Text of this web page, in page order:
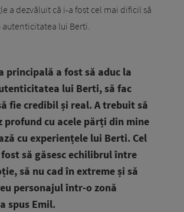
a dezvăluit că i-a fost cel mai dificil să
lui Berti.
principală a fost să aduc la
lui Berti, să fac
fie credibil și real. A trebuit să
profund cu acele părți din mine
cu experiențele lui Berti. Cel
să găsesc echilibrul între
să nu cad în extreme și să
personajul într-o zonă
spus Emil.